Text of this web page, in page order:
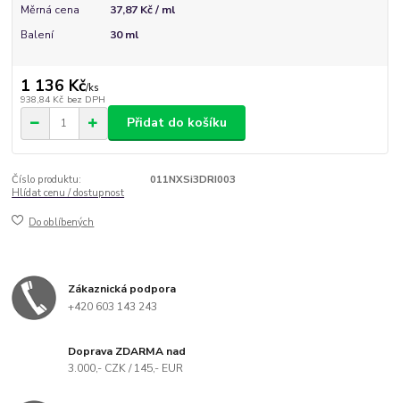
Měrná cena
37,87 Kč / ml
Balení
30 ml
1 136 Kč/ks
938,84 Kč bez DPH
Přidat do košíku
Číslo produktu:
011NXSi3DRI003
Hlídat cenu / dostupnost
Do oblíbených
Zákaznická podpora
+420 603 143 243
Doprava ZDARMA nad
3.000,- CZK / 145,- EUR